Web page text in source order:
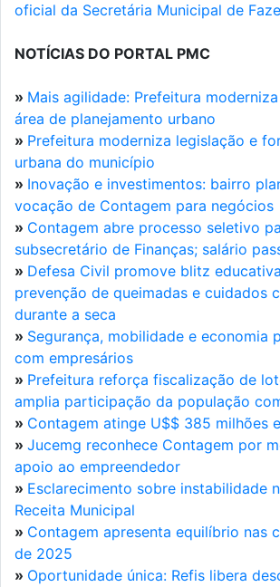
oficial da Secretária Municipal de
NOTÍCIAS DO PORTAL PMC
» Mais agilidade: Prefeitura
área de planejamento urbano
» Prefeitura moderniza legislação e
urbana do município
» Inovação e investimentos: bairro
vocação de Contagem para negócios
» Contagem abre processo seletivo
subsecretário de Finanças; salário
» Defesa Civil promove blitz
prevenção de queimadas e cuidados
durante a seca
» Segurança, mobilidade e economia
com empresários
» Prefeitura reforça fiscalização de
amplia participação da população
» Contagem atinge U$$ 385 milhões
» Jucemg reconhece Contagem por
apoio ao empreendedor
» Esclarecimento sobre instabilidade
Receita Municipal
» Contagem apresenta equilíbrio nas
de 2025
» Oportunidade única: Refis libera